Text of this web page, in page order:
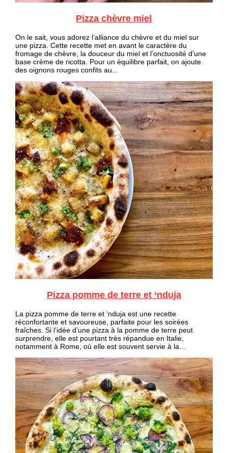
Pizza chèvre miel
On le sait, vous adorez l’alliance du chèvre et du miel sur
une pizza. Cette recette met en avant le caractère du
fromage de chèvre, la douceur du miel et l’onctuosité d’une
base crème de ricotta. Pour un équilibre parfait, on ajoute
des oignons rouges confits au...
Pizza pomme de terre et ‘nduja
La pizza pomme de terre et ‘nduja est une recette
réconfortante et savoureuse, parfaite pour les soirées
fraîches. Si l’idée d’une pizza à la pomme de terre peut
surprendre, elle est pourtant très répandue en Italie,
notamment à Rome, où elle est souvent servie à la...